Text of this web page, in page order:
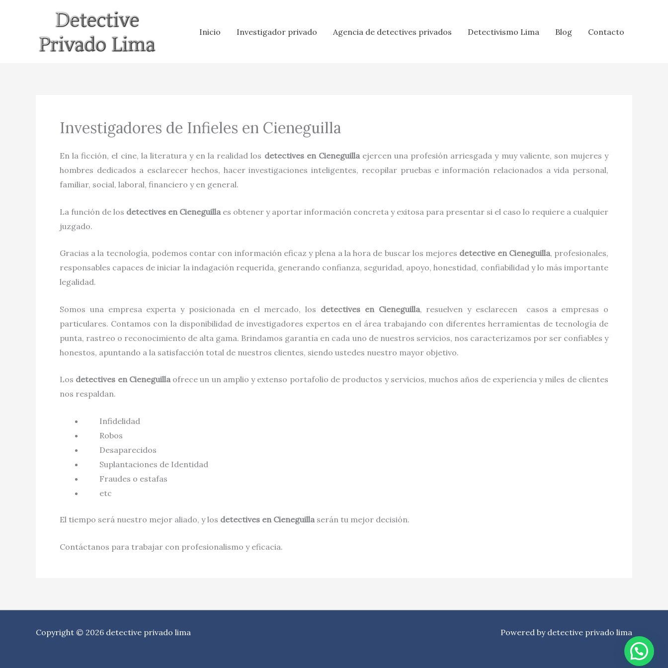
Inicio Investigador privado Agencia de detectives privados Detectivismo Lima Blog Contacto
Investigadores de Infieles en Cieneguilla
En la ficción, el cine, la literatura y en la realidad los detectives en Cieneguilla ejercen una profesión arriesgada y muy valiente, son mujeres y
hombres dedicados a esclarecer hechos, hacer investigaciones inteligentes, recopilar pruebas e información relacionados a vida personal,
familiar, social, laboral, financiero y en general.
La función de los detectives en Cieneguilla es obtener y aportar información concreta y exitosa para presentar si el caso lo requiere a cualquier
juzgado.
Gracias a la tecnología, podemos contar con información eficaz y plena a la hora de buscar los mejores detective en Cieneguilla, profesionales,
responsables capaces de iniciar la indagación requerida, generando confianza, seguridad, apoyo, honestidad, confiabilidad y lo más importante
legalidad.
Somos una empresa experta y posicionada en el mercado, los detectives en Cieneguilla, resuelven y esclarecen casos a empresas o
particulares. Contamos con la disponibilidad de investigadores expertos en el área trabajando con diferentes herramientas de tecnología de
punta, rastreo o reconocimiento de alta gama. Brindamos garantía en cada uno de nuestros servicios, nos caracterizamos por ser confiables y
honestos, apuntando a la satisfacción total de nuestros clientes, siendo ustedes nuestro mayor objetivo.
Los detectives en Cieneguilla ofrece un un amplio y extenso portafolio de productos y servicios, muchos años de experiencia y miles de clientes
nos respaldan.
Infidelidad
Robos
Desaparecidos
Suplantaciones de Identidad
Fraudes o estafas
etc
El tiempo será nuestro mejor aliado, y los detectives en Cieneguilla serán tu mejor decisión.
Contáctanos para trabajar con profesionalismo y eficacia.
Copyright © 2026 detective privado lima Powered by detective privado lima